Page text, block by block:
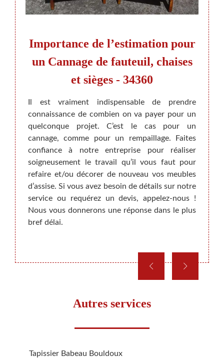
de
à
est
des
la
Importance de l’estimation pour
un Cannage de fauteuil, chaises
et sièges - 34360
Il est vraiment indispensable de prendre
connaissance de combien on va payer pour un
quelconque projet. C’est le cas pour un
cannage, comme pour un rempaillage. Faites
confiance à notre entreprise pour réaliser
soigneusement le travail qu’il vous faut pour
refaire et/ou décorer de nouveau vos meubles
d’assise. Si vous avez besoin de détails sur notre
service ou requérez un devis, appelez-nous !
Nous vous donnerons une réponse dans le plus
bref délai.
est
de
de
pour
le
Autres services
Tapissier Babeau Bouldoux